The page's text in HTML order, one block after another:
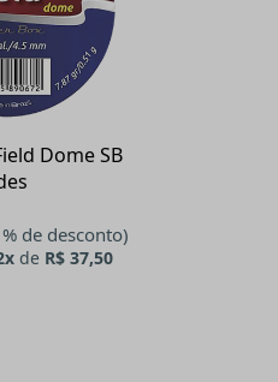
Dome SB
de desconto)
de R$ 37,50